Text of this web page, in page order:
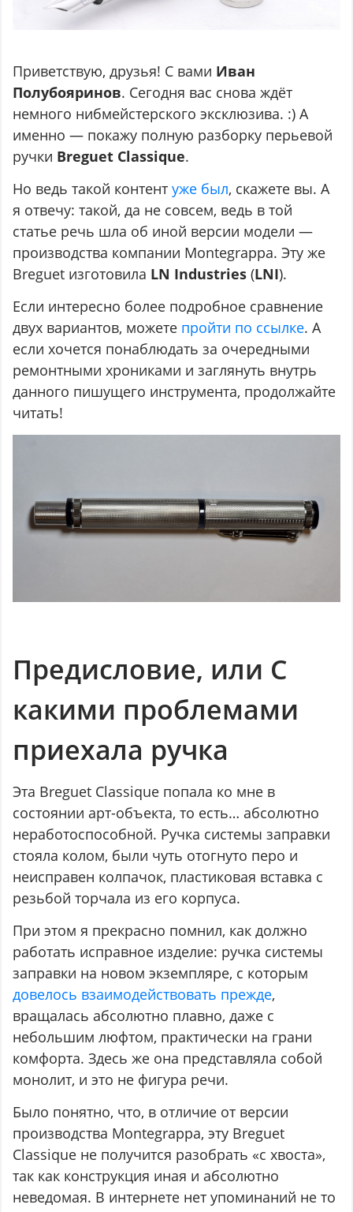
Приветствую, друзья! С вами Иван
Полубояринов. Сегодня вас снова ждёт
немного нибмейстерского эксклюзива. :) А
именно — покажу полную разборку перьевой
ручки Breguet Classique.
Но ведь такой контентуже был, скажете вы. А
я отвечу: такой, да не совсем, ведь в той
статье речь шла об иной версии модели —
производства компании Montegrappa. Эту же
Breguet изготовила LN Industries (LNI).
Если интересно более подробное сравнение
двух вариантов, можете пройти по ссылке. А
если хочется понаблюдать за очередными
ремонтными хрониками и заглянуть внутрь
данного пишущего инструмента, продолжайте
читать!
Предисловие, или С
какими проблемами
приехала ручка
Эта Breguet Classique попала ко мне в
состоянии арт-объекта, то есть… абсолютно
неработоспособной. Ручка системы заправки
стояла колом, были чуть отогнуто перо и
неисправен колпачок, пластиковая вставка с
резьбой торчала из его корпуса.
При этом я прекрасно помнил, как должно
работать исправное изделие: ручка системы
заправки на новом экземпляре, с которым
довелось взаимодействовать прежде,
вращалась абсолютно плавно, даже с
небольшим люфтом, практически на грани
комфорта. Здесь же она представляла собой
монолит, и это не фигура речи.
Было понятно, что, в отличие от версии
производства Montegrappa, эту Breguet
Classique не получится разобрать «с хвоста»,
так как конструкция иная и абсолютно
неведомая. В интернете нет упоминаний не то